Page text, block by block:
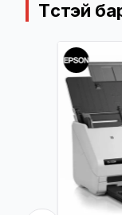
Төстэй